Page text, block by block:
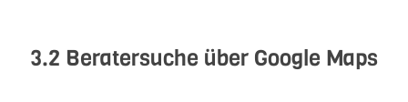
3.2 Beratersuche über Google Maps